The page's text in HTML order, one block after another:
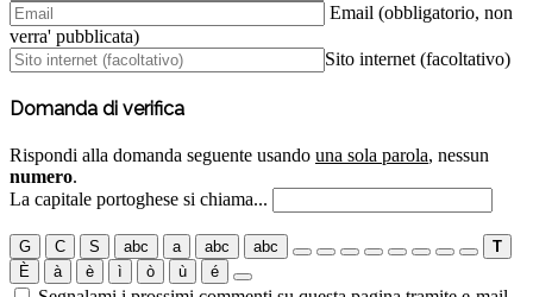
Email (obbligatorio, non
verra' pubblicata)
Sito internet (facoltativo)
Domanda di verifica
Rispondi alla domanda seguente usando una sola parola, nessun
numero.
La capitale portoghese si chiama...
G C S abc a abc abc
T
È
à è ì ò ù é